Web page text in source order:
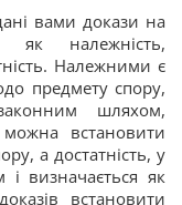
вами докази на
як належність,
Належними є
предмету спору,
шляхом,
встановити
а достатність, у
визначається як
встановити